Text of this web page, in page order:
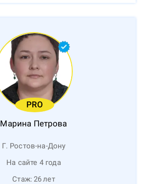
PRO
Марина Петрова
Г. Ростов-на-Дону
На сайте 4 года
Стаж: 26лет